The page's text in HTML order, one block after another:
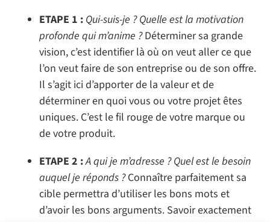
ETAPE 1 : Qui-suis-je ? Quelle est la motivation
profonde qui m’anime ?Déterminer sa grande
vision, c’est identifier là où on veut aller ce que
l’on veut faire de son entreprise ou de son offre.
Il s’agit ici d’apporter de la valeur et de
déterminer en quoi vous ou votre projet êtes
uniques. C’est le fil rouge de votre marque ou
de votre produit.
ETAPE 2 :A qui je m’adresse ? Quel est le besoin
auquel je réponds ?Connaître parfaitement sa
cible permettra d’utiliser les bons mots et
d’avoir les bons arguments. Savoir exactement